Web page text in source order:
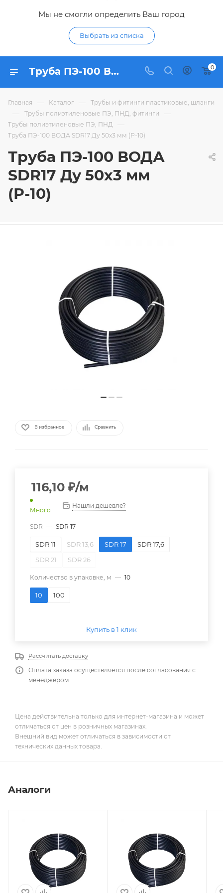
Мы не смогли определить Ваш город
Выбрать из списка
Труба ПЭ-100 ВОДА SDR17 Ду 50х3 мм (Р-10) - купить по цене 116,10 ₽ в интернет-магазине Гидропромтехника с доставкой в Курске 0
Главная — Каталог — Трубы и фитинги пластиковые, шланги
— Трубы полиэтиленовые ПЭ, ПНД, фитинги —
Трубы полиэтиленовые ПЭ, ПНД —
Труба ПЭ-100 ВОДА SDR17 Ду 50х3 мм (Р-10)
Труба ПЭ-100 ВОДА
SDR17 Ду 50х3 мм
(Р-10)
В избранное Сравнить
116,10 ₽/м
Много
Нашли дешевле?
SDR — SDR 17
SDR 11 SDR 13,6 SDR 17
SDR 17,6
SDR 21
SDR 26
Количество в упаковке, м — 10
10 100
Купить в 1 клик
Рассчитать доставку
Оплата заказа осуществляется после согласования с
менеджером
Цена действительна только для интернет-магазина и может
отличаться от цен в розничных магазинах.
Внешний вид может отличаться в зависимости от
технических данных товара.
Аналоги